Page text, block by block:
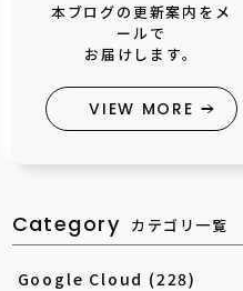
本ブログの更新案内をメ
ールで
お届けします。
VIEW MORE
Category カテゴリ一覧
Google Cloud (228)